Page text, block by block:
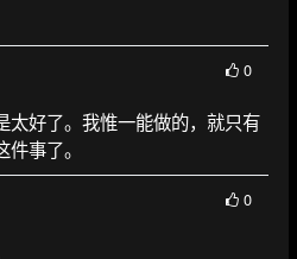
0
太好了。我惟一能做的，就只有
事了。
0